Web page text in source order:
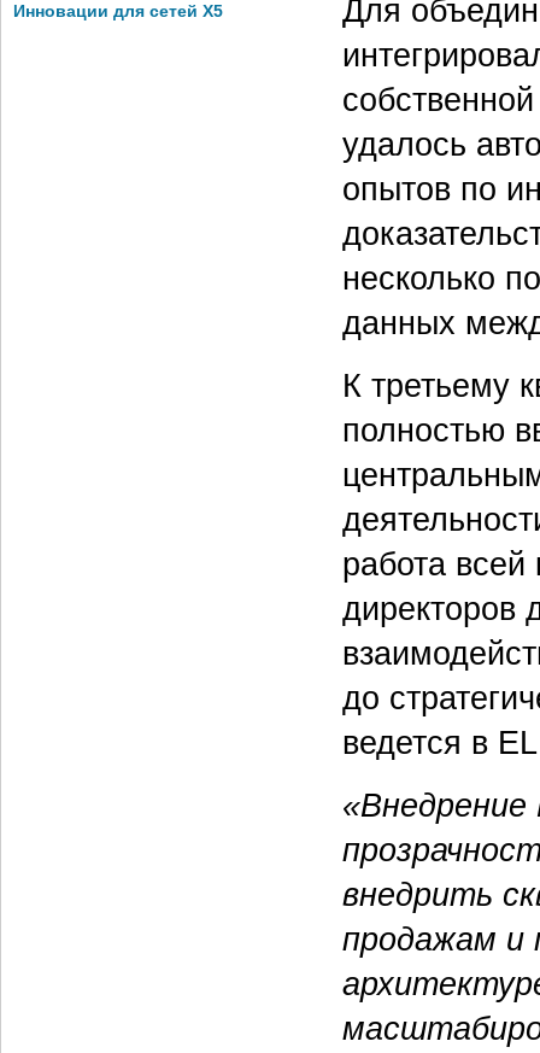
Инновации для сетей X5
Для
удалось
опытов по
несколько
данных
К третьему
полностью
работа
директоров
до
ведется в
«Внедрение
внедрить
продажам и